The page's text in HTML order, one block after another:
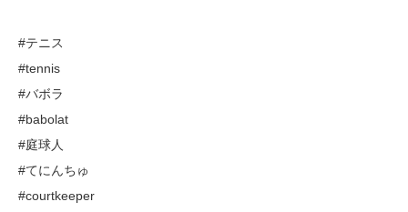
#テニス
#tennis
#バボラ
#babolat
#庭球人
#てにんちゅ
#courtkeeper